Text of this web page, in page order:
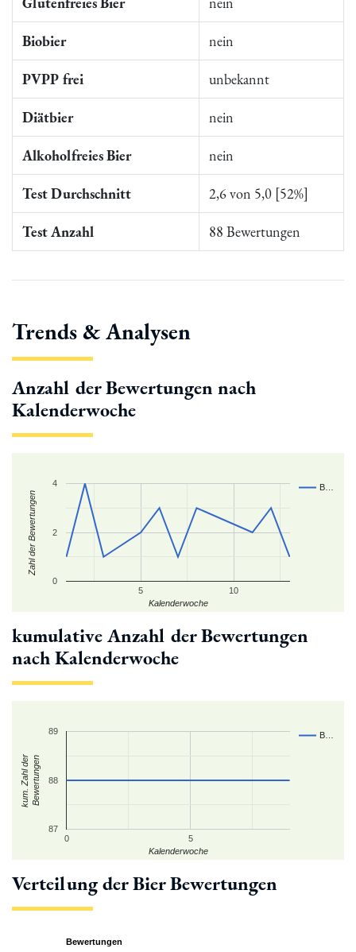
Biobier nein
PVPP frei unbekannt
Diätbier nein
Alkoholfreies Bier nein
Test Durchschnitt 2,6 von 5,0 [52%]
Test Anzahl 88 Bewertungen
Trends & Analysen
Anzahl der Bewertungen nach
Kalenderwoche
B…
5 10
0
2
4
Kalenderwoche
Zahl der Bewertungen
kumulative Anzahl der Bewertungen
nach Kalenderwoche
B…
0 5
87
88
89
Kalenderwoche
kum. Zahl derBewertungen
Verteilung der Bier Bewertungen
Bewertungen